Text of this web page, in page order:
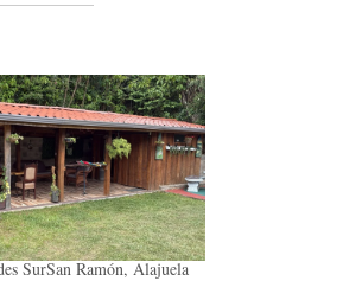
SurSan Ramón, Alajuela